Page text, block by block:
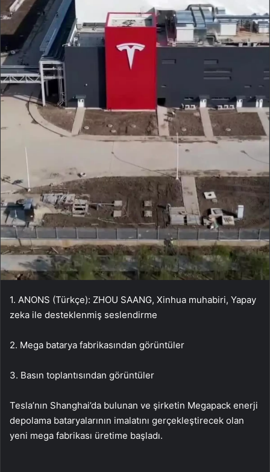
1. ANONS (Türkçe): ZHOU SAANG, Xinhua muhabiri, Yapay
zeka ile desteklenmiş seslendirme
2. Mega batarya fabrikasından görüntüler
3. Basın toplantısından görüntüler
Tesla’nın Shanghai’da bulunan ve şirketin Megapack enerji
depolama bataryalarının imalatını gerçekleştirecek olan
yeni mega fabrikası üretime başladı.